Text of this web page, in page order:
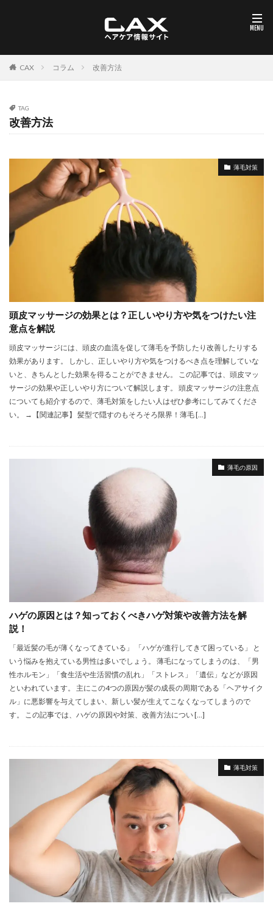
CAX コラム 改善方法
TAG
改善方法
薄毛対策
頭皮マッサージの効果とは？正しいやり方や気をつけたい注
意点を解説
頭皮マッサージには、頭皮の血流を促して薄毛を予防したり改善したりする
効果があります。 しかし、正しいやり方や気をつけるべき点を理解していな
いと、きちんとした効果を得ることができません。 この記事では、頭皮マッ
サージの効果や正しいやり方について解説します。 頭皮マッサージの注意点
についても紹介するので、薄毛対策をしたい人はぜひ参考にしてみてくださ
い。 →【関連記事】 髪型で隠すのもそろそろ限界！薄毛 […]
薄毛の原因
ハゲの原因とは？知っておくべきハゲ対策や改善方法を解
説！
「最近髪の毛が薄くなってきている」 「ハゲが進行してきて困っている」 と
いう悩みを抱えている男性は多いでしょう。 薄毛になってしまうのは、「男
性ホルモン」「食生活や生活習慣の乱れ」「ストレス」「遺伝」などが原因
といわれています。 主にこの4つの原因が髪の成長の周期である「ヘアサイク
ル」に悪影響を与えてしまい、新しい髪が生えてこなくなってしまうので
す。 この記事では、ハゲの原因や対策、改善方法につい […]
薄毛対策